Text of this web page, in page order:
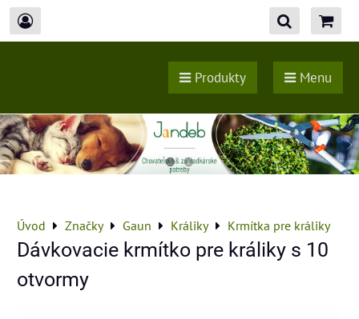
Produkty Menu
Úvod Značky Gaun Králiky Krmítka pre králiky
Dávkovacie krmítko pre králiky s 10
otvormy